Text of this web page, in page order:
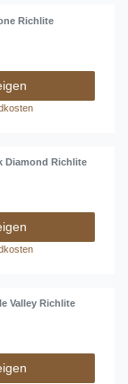
Richlite
Diamond Richlite
Valley Richlite